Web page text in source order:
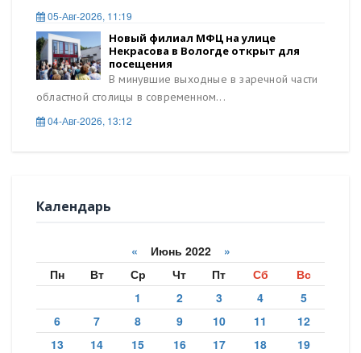
05-Авг-2026, 11:19
Новый филиал МФЦ на улице
Некрасова в Вологде открыт для
посещения
В минувшие выходные в заречной части
областной столицы в современном...
04-Авг-2026, 13:12
Календарь
« Июнь 2022 »
Пн
Вт Ср Чт Пт Сб
Вс
1
2 3 4
5
6
7 8 9 10 11
12
13
14 15 16 17 18
19